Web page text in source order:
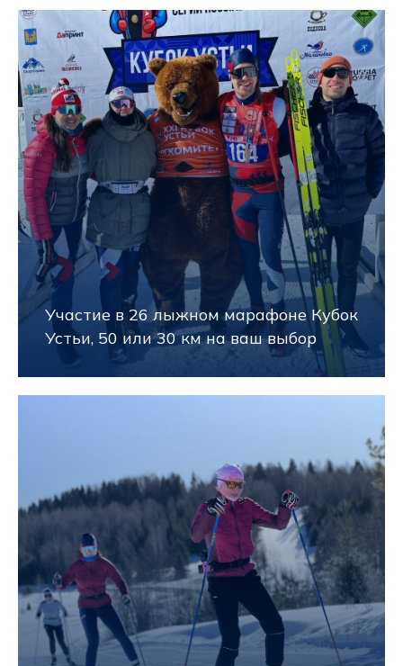
Участие в 26 лыжном марафоне Кубок
Устьи, 50 или 30 км на ваш выбор